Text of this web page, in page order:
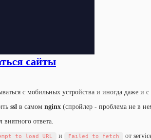
сайты
с мобильных устройства и иногда даже и
ssl в самом nginx (спройлер - проблема не в
ответа.
to load URL и Failed to fetch
от